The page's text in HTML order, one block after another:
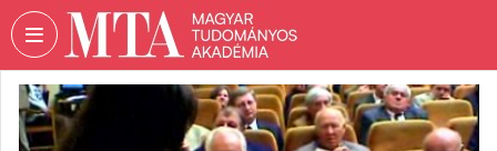
Skip header Skip menu Skip content
VIDEO